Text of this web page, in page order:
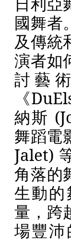
國舞者
及傳統
演者如
討藝
《
納斯
舞蹈電
Jalet)
角落的
生動
量，跨
場豐